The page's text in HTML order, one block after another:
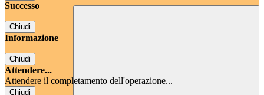
Successo
Chiudi
Informazione
Chiudi
Attendere...
Attendere il completamento dell'operazione...
Chiudi